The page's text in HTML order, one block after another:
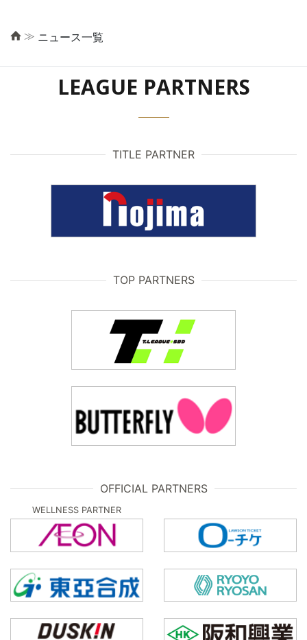
≫ ニュース一覧
LEAGUE PARTNERS
TITLE PARTNER
TOP PARTNERS
OFFICIAL PARTNERS
WELLNESS PARTNER